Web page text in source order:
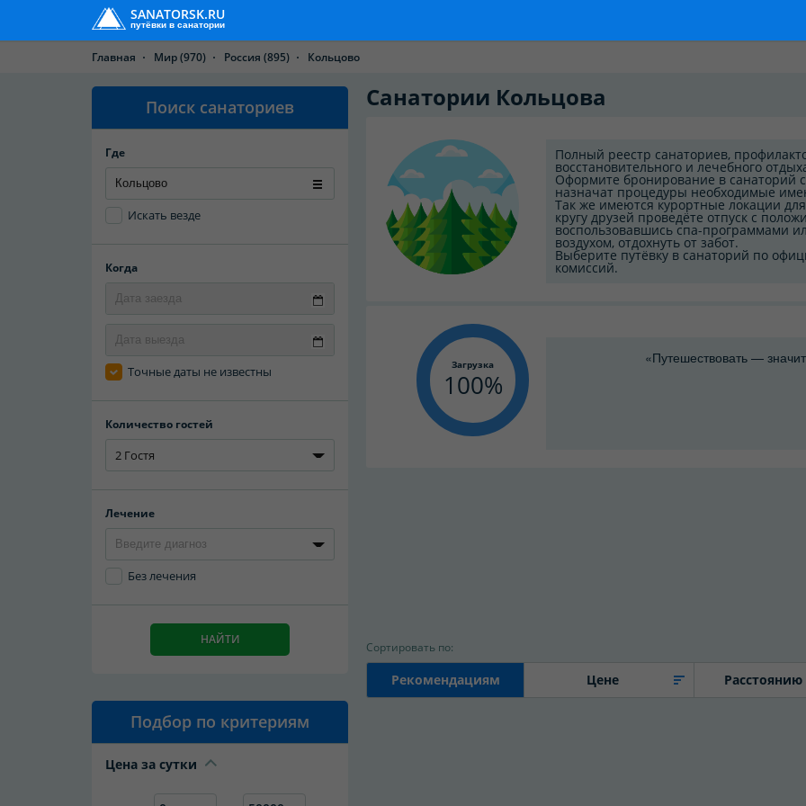
SANATORSK.RU
путёвки в санатории
Главная Мир(970) Россия (895) Кольцово
Поиск санаториев
Где
Искать везде
Когда
Точные даты не известны
Количество гостей
2 Гостя
Лечение
Без лечения
НАЙТИ
Подбор по критериям
Цена за сутки
Санатории Кольцова
Полный реестр санаториев,
восстановительного и лечебного
Оформите бронирование в санаторий
назначат процедуры необходимые
Так же имеются курортные локации
кругу друзей проведёте отпуск с
воспользовавшись спа-программами
воздухом, отдохнуть от забот.
Выберите путёвку в санаторий по
комиссий.
Загрузка
100
«Путешествовать —
Сортировать по:
Рекомендациям Цене Расстоянию